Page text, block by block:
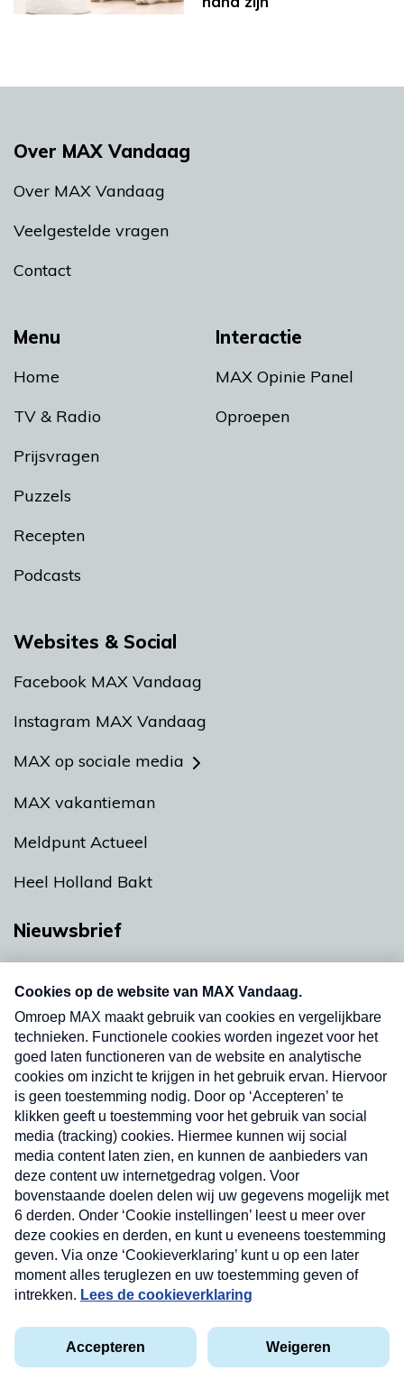
Menu
Home
TV & Radio
Prijsvragen
Puzzels
Recepten
Podcasts
Interactie
MAX Opinie Panel
Oproepen
Over MAX Vandaag
Over MAX Vandaag
Veelgestelde vragen
Contact
Websites & Social
Facebook MAX Vandaag
Instagram MAX Vandaag
MAX op sociale media
MAX vakantieman
Meldpunt Actueel
Heel Holland Bakt
Nieuwsbrief
Neem hier een gratis abonnement op onze
nieuwsbrief. Elke vrijdag- en dinsdagochtend in
uw mailbox.
Verzend
Privacyverklaring
Cookieverklaring
Kwetsbaarheid melden
Nieuwsbrief
Neem hier een gratis abonnement op onze
nieuwsbrief. Elke vrijdag- en dinsdagochtend in uw